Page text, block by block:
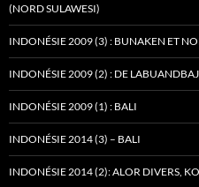
(NORD SULAWESI)
INDONÉSIE 2009 (3) : BUNAKEN ET
INDONÉSIE 2009 (2) : DE
INDONÉSIE 2009 (1) : BALI
INDONÉSIE 2014 (3) – BALI
INDONÉSIE 2014 (2): ALOR DIVERS,